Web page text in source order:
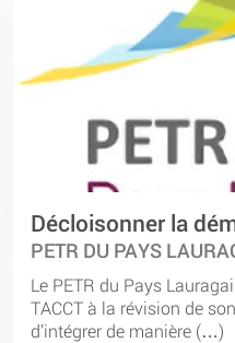
Décloisonner la
PETR DU PAYS
Le PETR du Pays
TACCT à la révision de
d’intégrer de manière (…)